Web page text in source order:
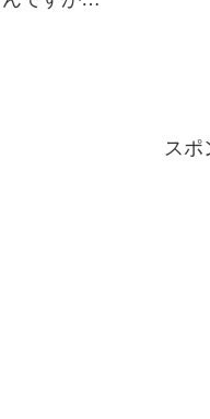
スポ